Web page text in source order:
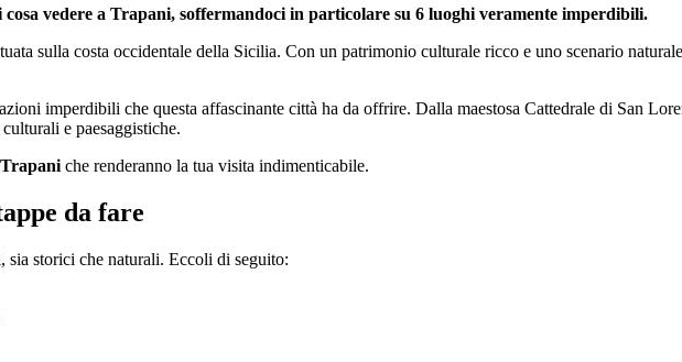
vedere a Trapani, soffermandoci in particolare su 6 luoghi veramente imperdibili.
sulla costa occidentale della Sicilia. Con un patrimonio culturale ricco e uno scenario
imperdibili che questa affascinante città ha da offrire. Dalla maestosa Cattedrale di San
e paesaggistiche.
Trapani che renderanno la tua visita indimenticabile.
da fare
storici che naturali. Eccoli di seguito: